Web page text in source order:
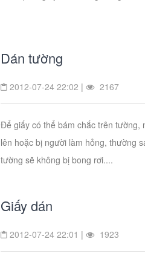
Dán tường
2012-07-24 22:02 | 2167
Để giấy có thể bám chắc trên tường,
lên hoặc bị người làm hỏng, thường
tường sẽ không bị bong rơi....
Giấy dán
2012-07-24 22:01 | 1923